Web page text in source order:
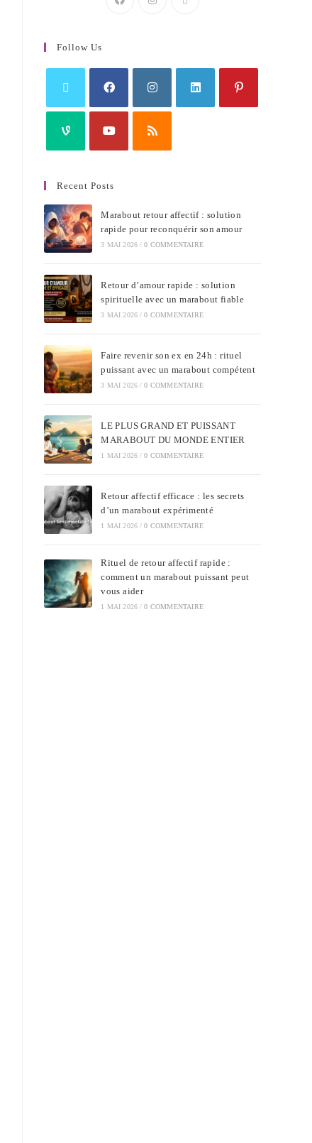
Follow Us
Recent Posts
Marabout retour affectif : solution
rapide pour reconquérir son amour
3 MAI 2026 / 0 COMMENTAIRE
Retour d’amour rapide : solution
spirituelle avec un marabout fiable
3 MAI 2026 / 0 COMMENTAIRE
Faire revenir son ex en 24h : rituel
puissant avec un marabout compétent
3 MAI 2026 / 0 COMMENTAIRE
LE PLUS GRAND ET PUISSANT
MARABOUT DU MONDE ENTIER
1 MAI 2026 / 0 COMMENTAIRE
Retour affectif efficace : les secrets
d’un marabout expérimenté
1 MAI 2026 / 0 COMMENTAIRE
Rituel de retour affectif rapide :
comment un marabout puissant peut
vous aider
1 MAI 2026 / 0 COMMENTAIRE